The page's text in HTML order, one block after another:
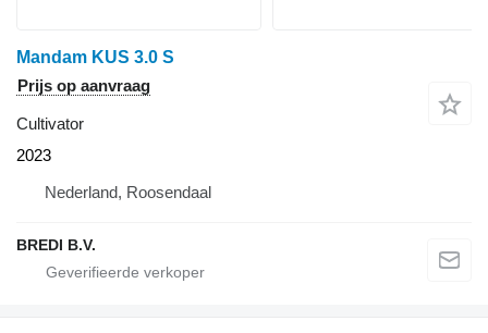
Mandam KUS 3.0 S
Prijs op aanvraag
Cultivator
2023
Nederland, Roosendaal
BREDI B.V.